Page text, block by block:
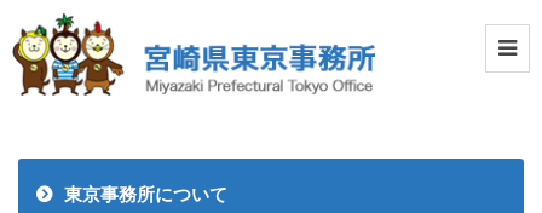
東京事務所について